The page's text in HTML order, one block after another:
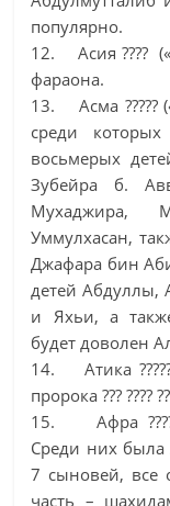
популярно.
12. Асия ????
фараона.
13. Асма ?????
среди
восьмерых
Зубейра б.
Мухаджира,
Уммулхасан,
Джафара бин
детей Абдуллы,
и Яхьи, а
будет доволен
14. Атика
пророка ??? ????
15. Афра
Среди них была
7 сыновей, все
часть –